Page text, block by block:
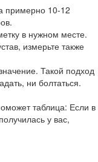
примерно 10-12
в нужном месте.
измерьте также
Такой подход
ни болтаться.
таблица: Если в
у вас,